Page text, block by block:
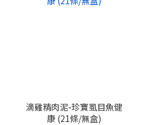
滴雞精肉泥-珍寶虱目魚健
康 (21條/無盒)